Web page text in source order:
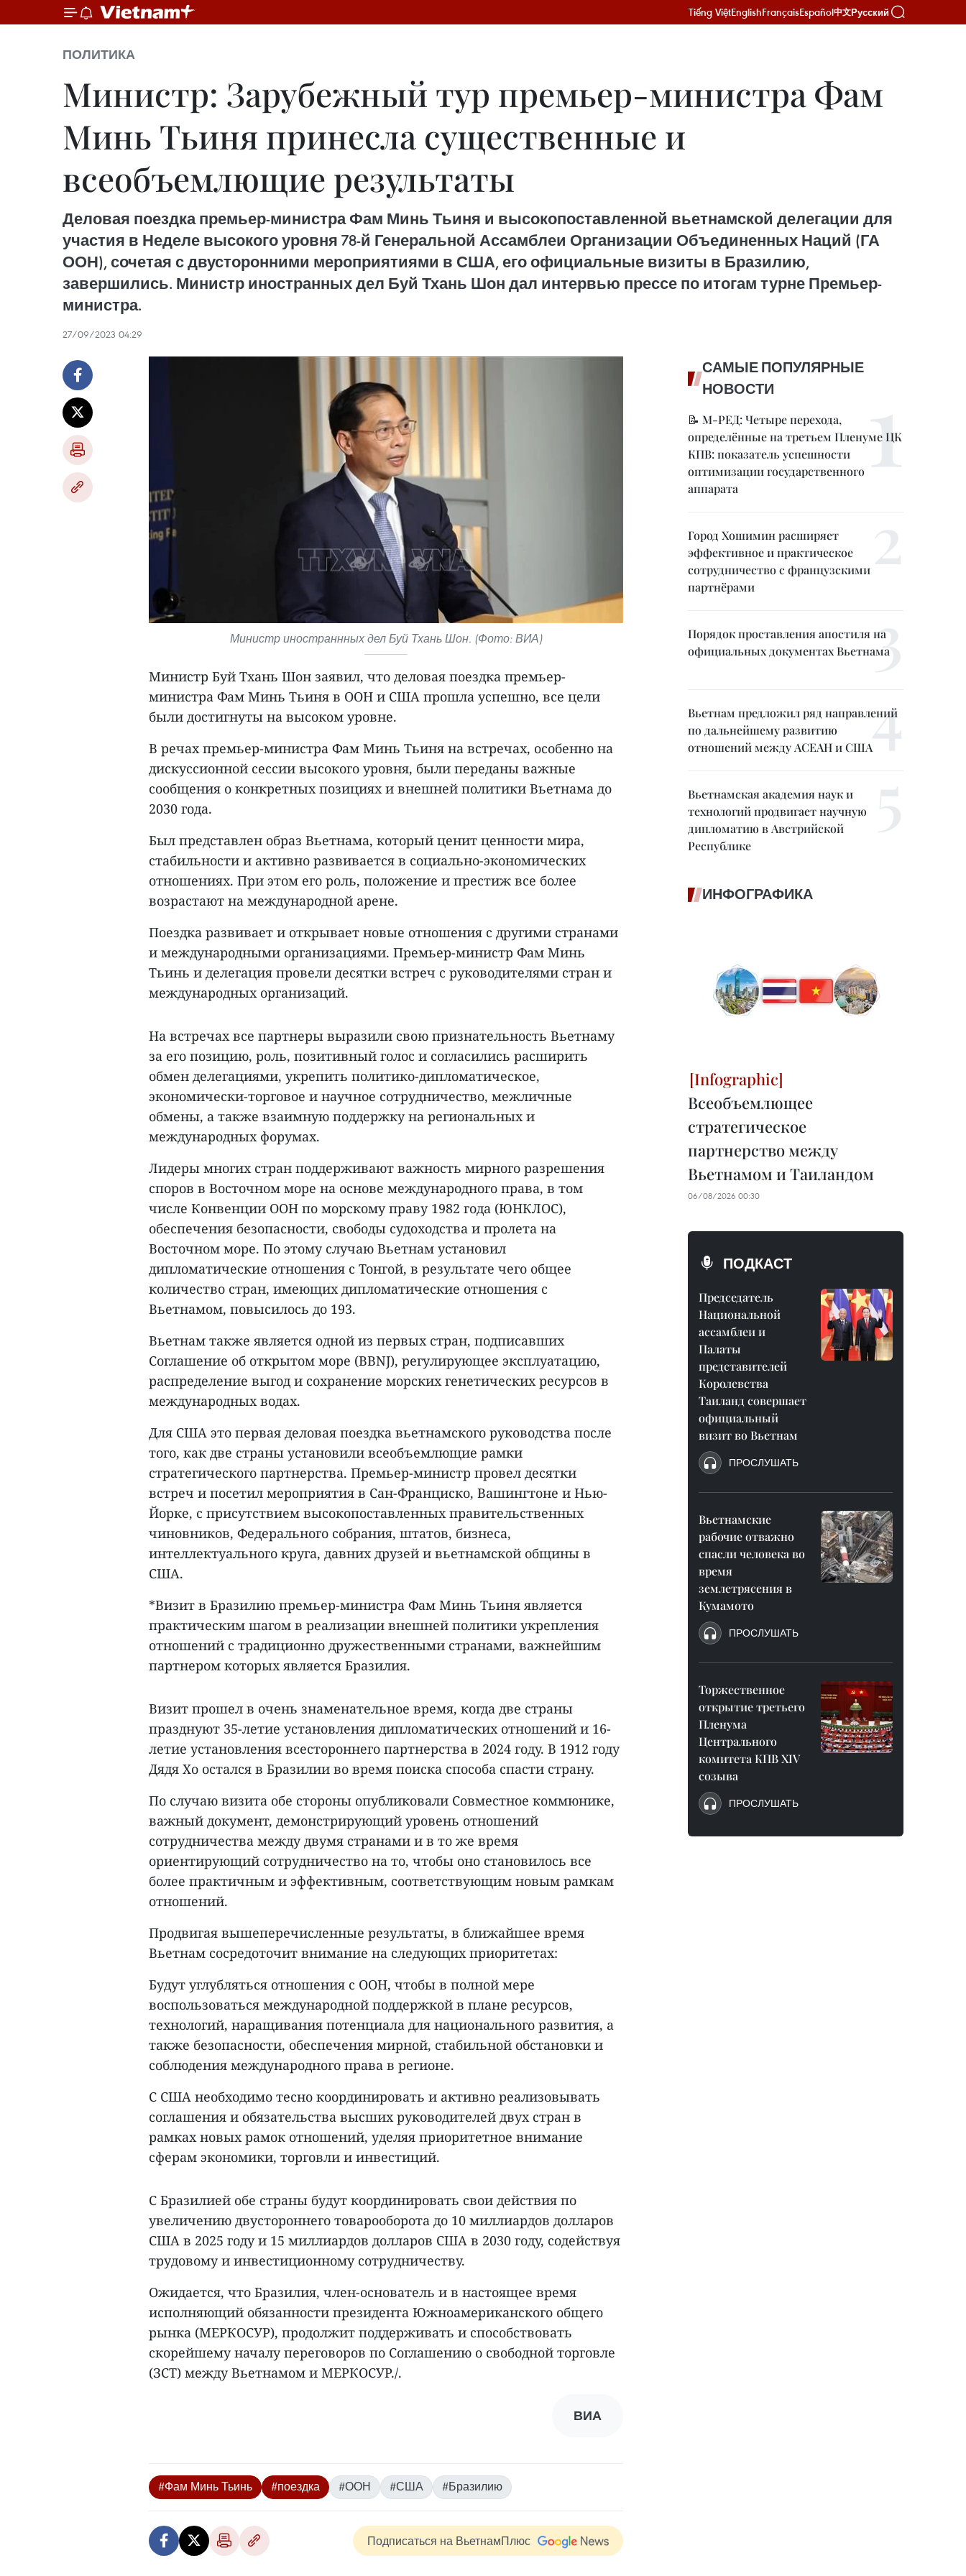
Tiếng ViệtEnglishFrançaisEspañol中文Русский
ПОЛИТИКА
Министр: Зарубежный тур премьер-министра Фам
Минь Тьиня принесла существенные и
всеобъемлющие результаты
Деловая поездка премьер-министра Фам Минь Тьиня и высокопоставленной вьетнамской делегации для
участия в Неделе высокого уровня 78-й Генеральной Ассамблеи Организации Объединенных Наций (ГА ​​
ООН), сочетая с двусторонними мероприятиями в США, его официальные визиты в Бразилию,
завершились. Министр иностранных дел Буй Тхань Шон дал интервью прессе по итогам турне Премьер-
министра.
27/09/2023 04:29
Министр иностраннных дел Буй Тхань Шон. (Фото: ВИА)
Министр Буй Тхань Шон заявил, что деловая поездка премьер-
министра Фам Минь Тьиня в ООН и США прошла успешно, все цели
были достигнуты на высоком уровне.
В речах премьер-министра Фам Минь Тьиня на встречах, особенно на
дискуссионной сессии высокого уровня, были переданы важные
сообщения о конкретных позициях и внешней политики Вьетнама до
2030 года.
Был представлен образ Вьетнама, который ценит ценности мира,
стабильности и активно развивается в социально-экономических
отношениях. При этом его роль, положение и престиж все более
возрастают на международной арене.
Поездка развивает и открывает новые отношения с другими странами
и международными организациями. Премьер-министр Фам Минь
Тьинь и делегация провели десятки встреч с руководителями стран и
международных организаций.
На встречах все партнеры выразили свою признательность Вьетнаму
за его позицию, роль, позитивный голос и согласились расширить
обмен делегациями, укрепить политико-дипломатическое,
экономически-торговое и научное сотрудничество, межличные
обмены, а также взаимную поддержку на региональных и
международных форумах.
Лидеры многих стран поддерживают важность мирного разрешения
споров в Восточном море на основе международного права, в том
числе Конвенции ООН по морскому праву 1982 года (ЮНКЛОС),
обеспечения безопасности, свободы судоходства и пролета на
Восточном море. По этому случаю Вьетнам установил
дипломатические отношения с Тонгой, в результате чего общее
количество стран, имеющих дипломатические отношения с
Вьетнамом, повысилось до 193.
Вьетнам также является одной из первых стран, подписавших
Соглашение об открытом море (BBNJ), регулирующее эксплуатацию,
распределение выгод и сохранение морских генетических ресурсов в
международных водах.
Для США это первая деловая поездка вьетнамского руководства после
того, как две страны установили всеобъемлющие рамки
стратегического партнерства. Премьер-министр провел десятки
встреч и посетил мероприятия в Сан-Франциско, Вашингтоне и Нью-
Йорке, с присутствием высокопоставленных правительственных
чиновников, Федерального собрания, штатов, бизнеса,
интеллектуального круга, давних друзей и вьетнамской общины в
США.
*Визит в Бразилию премьер-министра Фам Минь Тьиня является
практическим шагом в реализации внешней политики укрепления
отношений с традиционно дружественными странами, важнейшим
партнером которых является Бразилия.
Визит прошел в очень знаменательное время, когда две страны
празднуют 35-летие установления дипломатических отношений и 16-
летие установления всестороннего партнерства в 2024 году. В 1912 году
Дядя Хо остался в Бразилии во время поиска способа спасти страну.
По случаю визита обе стороны опубликовали Совместное коммюнике,
важный документ, демонстрирующий уровень отношений
сотрудничества между двумя странами и в то же время
ориентирующий сотрудничество на то, чтобы оно становилось все
более практичным и эффективным, соответствующим новым рамкам
отношений.
Продвигая вышеперечисленные результаты, в ближайшее время
Вьетнам сосредоточит внимание на следующих приоритетах:
Будут углубляться отношения с ООН, чтобы в полной мере
воспользоваться международной поддержкой в плане ресурсов,
технологий, наращивания потенциала для национального развития, а
также безопасности, обеспечения мирной, стабильной обстановки и
соблюдения международного права в регионе.
С США необходимо тесно координировать и активно реализовывать
соглашения и обязательства высших руководителей двух стран в
рамках новых рамок отношений, уделяя приоритетное внимание
сферам экономики, торговли и инвестиций.
С Бразилией обе страны будут координировать свои действия по
увеличению двустороннего товарооборота до 10 миллиардов долларов
США в 2025 году и 15 миллиардов долларов США в 2030 году, содействуя
трудовому и инвестиционному сотрудничеству.
Ожидается, что Бразилия, член-основатель и в настоящее время
исполняющий обязанности президента Южноамериканского общего
рынка (МЕРКОСУР), продолжит поддерживать и способствовать
скорейшему началу переговоров по Соглашению о свободной торговле
(ЗСТ) между Вьетнамом и МЕРКОСУР./.
ВИА
#Фам Минь Тьинь #поездка #ООН #США #Бразилию
Подписаться на ВьетнамПлюс
САМЫЕ ПОПУЛЯРНЫЕ
НОВОСТИ
📝 М-РЕД: Четыре перехода,
определённые на третьем Пленуме ЦК
КПВ: показатель успешности
оптимизации государственного
аппарата
Город Хошимин расширяет
эффективное и практическое
сотрудничество с французскими
партнёрами
Порядок проставления апостиля на
официальных документах Вьетнама
Вьетнам предложил ряд направлений
по дальнейшему развитию
отношений между АСЕАН и США
Вьетнамская академия наук и
технологий продвигает научную
дипломатию в Австрийской
Республике
ИНФОГРАФИКА
Всеобъемлющее
стратегическое
партнерство между
Вьетнамом и Таиландом
06/08/2026 00:30
ПОДКАСТ
Председатель
Национальной
ассамблеи и
Палаты
представителей
Королевства
Таиланд совершает
официальный
визит во Вьетнам
ПРОСЛУШАТЬ
Вьетнамские
рабочие отважно
спасли человека во
время
землетрясения в
Кумамото
ПРОСЛУШАТЬ
Торжественное
открытие третьего
Пленума
Центрального
комитета КПВ XIV
созыва
ПРОСЛУШАТЬ